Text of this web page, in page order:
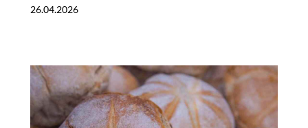
26.04.2026